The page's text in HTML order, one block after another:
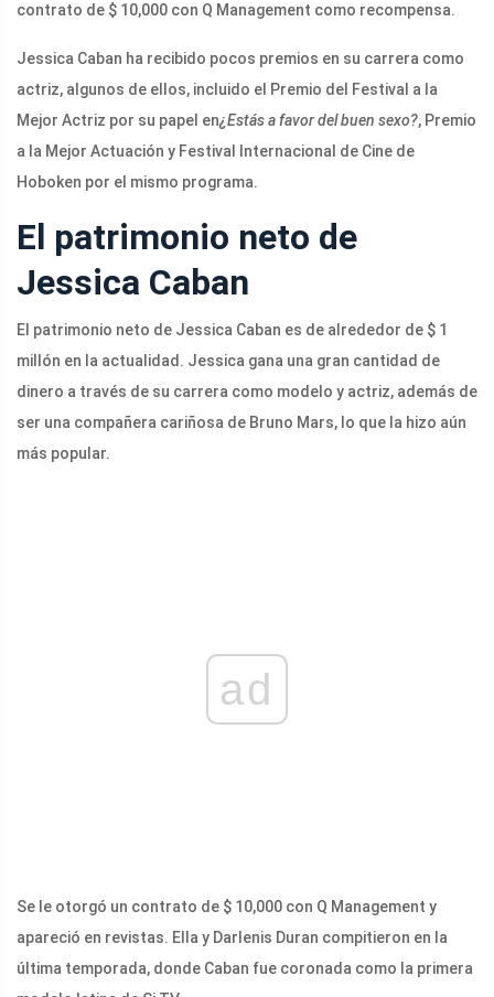
contrato de $ 10,000 con Q Management como recompensa.
Jessica Caban ha recibido pocos premios en su carrera como
actriz, algunos de ellos, incluido el Premio del Festival a la
Mejor Actriz por su papel en¿Estás a favor del buen sexo?, Premio
a la Mejor Actuación y Festival Internacional de Cine de
Hoboken por el mismo programa.
El patrimonio neto de
Jessica Caban
El patrimonio neto de Jessica Caban es de alrededor de $ 1
millón en la actualidad. Jessica gana una gran cantidad de
dinero a través de su carrera como modelo y actriz, además de
ser una compañera cariñosa de Bruno Mars, lo que la hizo aún
más popular.
ad
Se le otorgó un contrato de $ 10,000 con Q Management y
apareció en revistas. Ella y Darlenis Duran compitieron en la
última temporada, donde Caban fue coronada como la primera